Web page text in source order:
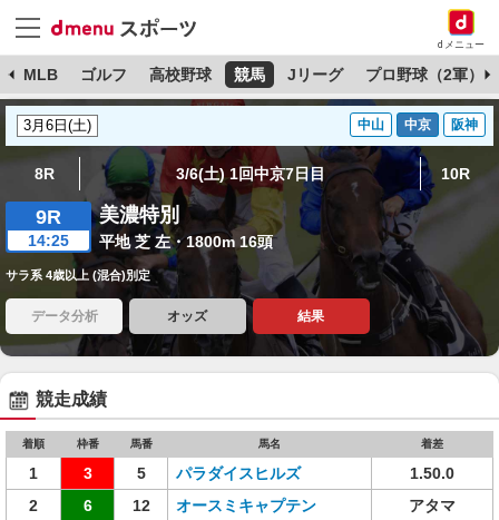
dメニュー
MLB ゴルフ 高校野球 競馬 Jリーグ プロ野球（2軍）
中山 中京 阪神
8R 3/6(土) 1回中京7日目 10R
9R
14:25
美濃特別
平地 芝 左・1800m 16頭
サラ系 4歳以上 (混合)別定
データ分析 オッズ 結果
競走成績
着順 枠番 馬番 馬名 着差
1 3 5 パラダイスヒルズ
1.50.0
2
6 12 オースミキャプテン
アタマ